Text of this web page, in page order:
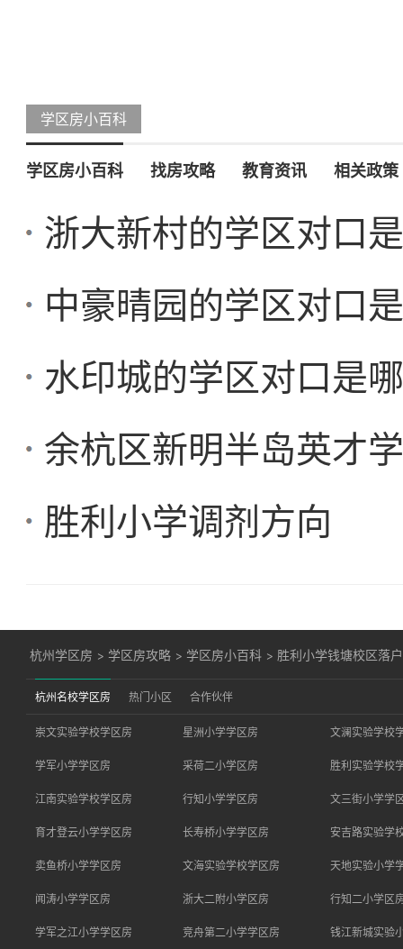
学区房小百科
学区房小百科 找房攻略 教育资讯 相关政策
浙大新村的学区对口
中豪晴园的学区对口
水印城的学区对口是
余杭区新明半岛英才
胜利小学调剂方向
杭州学区房 > 学区房攻略 > 学区房小百科 > 胜利小学钱塘校区落
杭州名校学区房 热门小区 合作伙伴
崇文实验学校学区房 星洲小学学区房 文澜实验学校
学军小学学区房 采荷二小学区房 胜利实验学校
江南实验学校学区房 行知小学学区房 文三街小学学
育才登云小学学区房 长寿桥小学学区房 安吉路实验学
卖鱼桥小学学区房 文海实验学校学区房 天地实验小学
闻涛小学学区房 浙大二附小学区房 行知二小学区
学军之江小学学区房 竞舟第二小学学区房 钱江新城实验